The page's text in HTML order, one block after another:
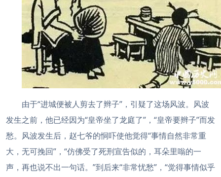
由于“进城便被人剪去了辫子”，引疑了这场风波。风波
发生之前，他已经因为“皇帝坐了龙庭了”，“皇帝要辫子”而发
愁。风波发生后，赵七爷的恫吓使他觉得“事情自然非常重
大，无可挽回”，“仿佛受了死刑宣告似的，耳朵里嗡的一
声，再也说不出一句话。”到后来“非常忧愁”，“觉得事情似乎